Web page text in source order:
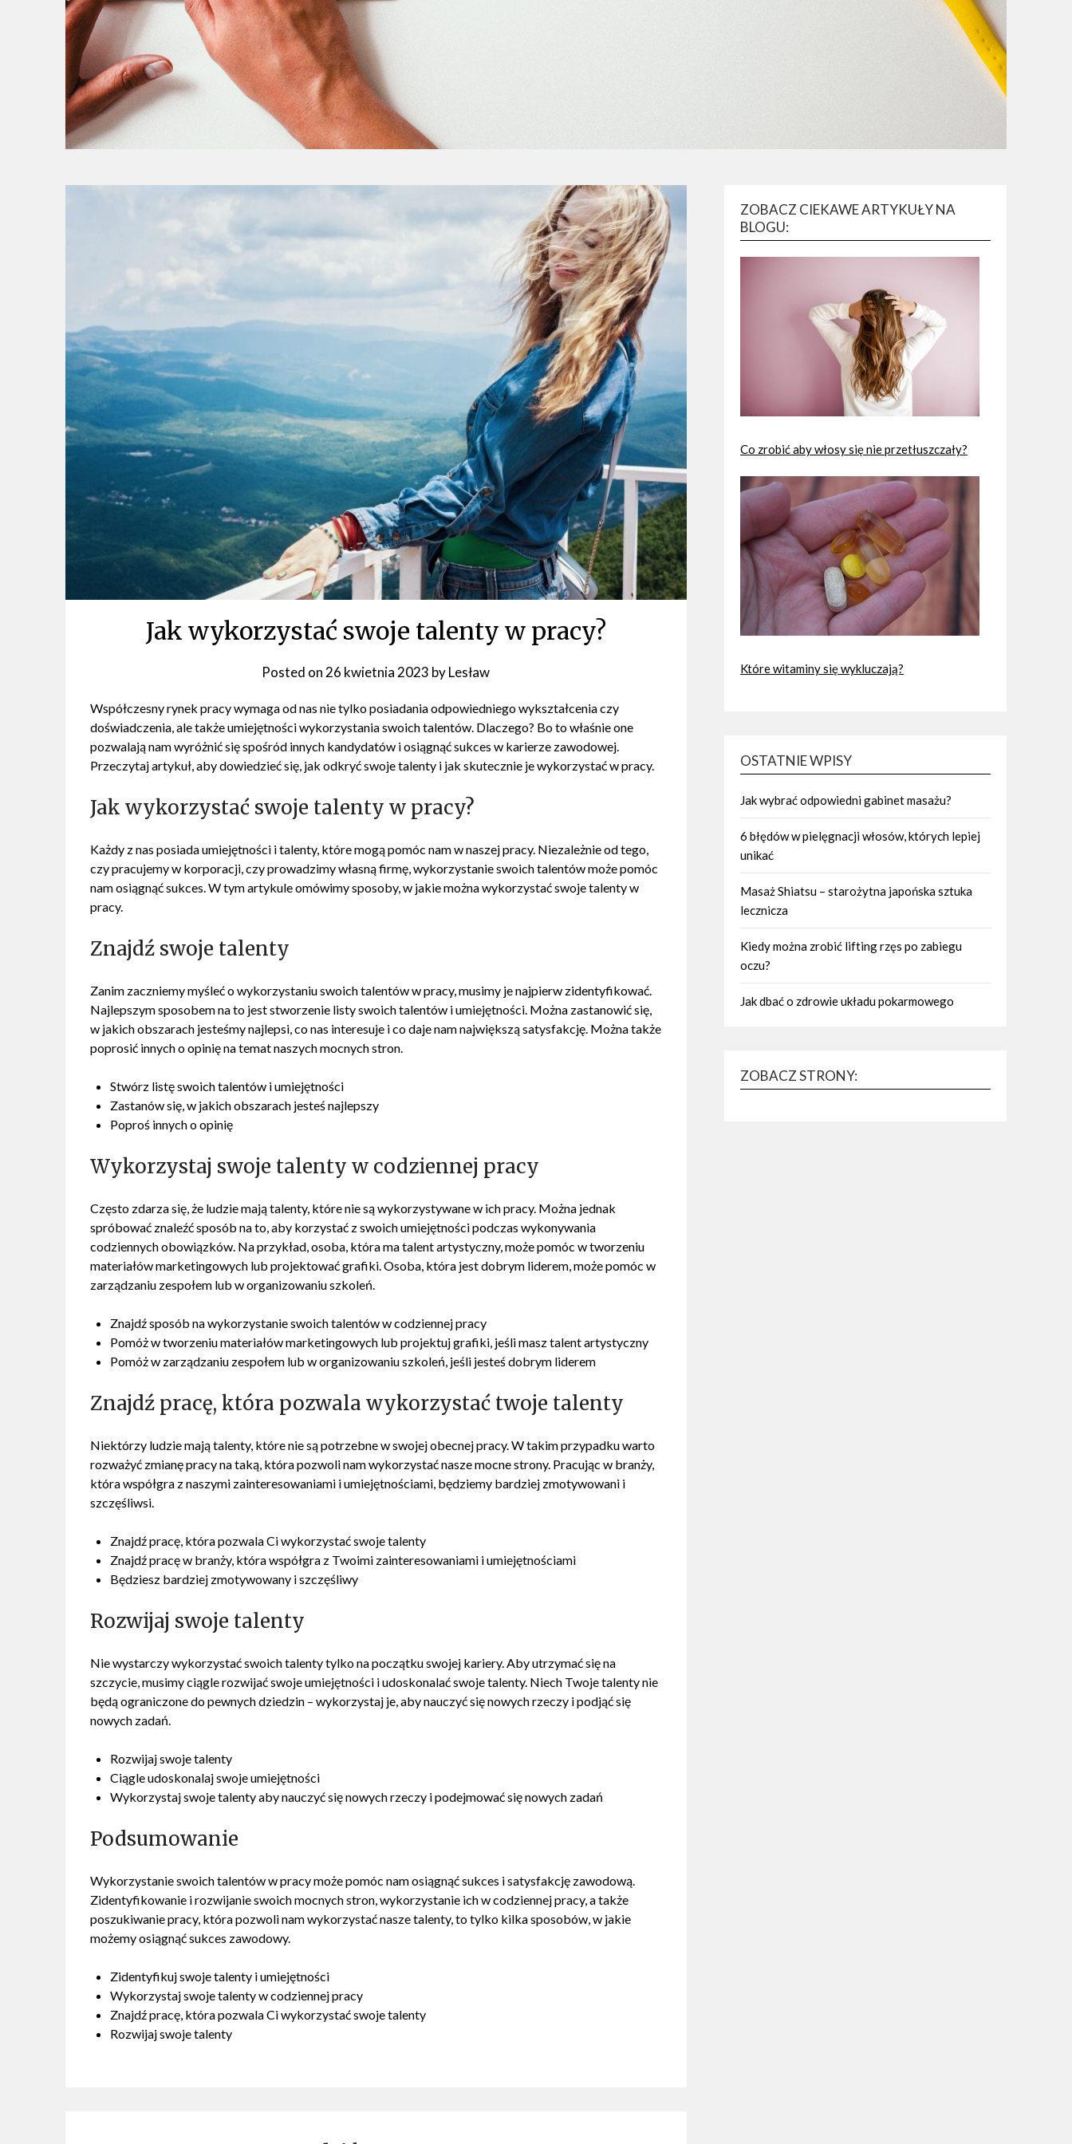
Jak wykorzystać swoje talenty w pracy?
Posted on 26 kwietnia 2023 byLesław
Współczesny rynek pracy wymaga od nas nie tylko posiadania odpowiedniego wykształcenia czy
doświadczenia, ale także umiejętności wykorzystania swoich talentów. Dlaczego? Bo to właśnie one
pozwalają nam wyróżnić się spośród innych kandydatów i osiągnąć sukces w karierze zawodowej.
Przeczytaj artykuł, aby dowiedzieć się, jak odkryć swoje talenty i jak skutecznie je wykorzystać w pracy.
Jak wykorzystać swoje talenty w pracy?
Każdy z nas posiada umiejętności i talenty, które mogą pomóc nam w naszej pracy. Niezależnie od tego,
czy pracujemy w korporacji, czy prowadzimy własną firmę, wykorzystanie swoich talentów może pomóc
nam osiągnąć sukces. W tym artykule omówimy sposoby, w jakie można wykorzystać swoje talenty w
pracy.
Znajdź swoje talenty
Zanim zaczniemy myśleć o wykorzystaniu swoich talentów w pracy, musimy je najpierw zidentyfikować.
Najlepszym sposobem na to jest stworzenie listy swoich talentów i umiejętności. Można zastanowić się,
w jakich obszarach jesteśmy najlepsi, co nas interesuje i co daje nam największą satysfakcję. Można także
poprosić innych o opinię na temat naszych mocnych stron.
Stwórz listę swoich talentów i umiejętności
Zastanów się, w jakich obszarach jesteś najlepszy
Poproś innych o opinię
Wykorzystaj swoje talenty w codziennej pracy
Często zdarza się, że ludzie mają talenty, które nie są wykorzystywane w ich pracy. Można jednak
spróbować znaleźć sposób na to, aby korzystać z swoich umiejętności podczas wykonywania
codziennych obowiązków. Na przykład, osoba, która ma talent artystyczny, może pomóc w tworzeniu
materiałów marketingowych lub projektować grafiki. Osoba, która jest dobrym liderem, może pomóc w
zarządzaniu zespołem lub w organizowaniu szkoleń.
Znajdź sposób na wykorzystanie swoich talentów w codziennej pracy
Pomóż w tworzeniu materiałów marketingowych lub projektuj grafiki, jeśli masz talent artystyczny
Pomóż w zarządzaniu zespołem lub w organizowaniu szkoleń, jeśli jesteś dobrym liderem
Znajdź pracę, która pozwala wykorzystać twoje talenty
Niektórzy ludzie mają talenty, które nie są potrzebne w swojej obecnej pracy. W takim przypadku warto
rozważyć zmianę pracy na taką, która pozwoli nam wykorzystać nasze mocne strony. Pracując w branży,
która współgra z naszymi zainteresowaniami i umiejętnościami, będziemy bardziej zmotywowani i
szczęśliwsi.
Znajdź pracę, która pozwala Ci wykorzystać swoje talenty
Znajdź pracę w branży, która współgra z Twoimi zainteresowaniami i umiejętnościami
Będziesz bardziej zmotywowany i szczęśliwy
Rozwijaj swoje talenty
Nie wystarczy wykorzystać swoich talenty tylko na początku swojej kariery. Aby utrzymać się na
szczycie, musimy ciągle rozwijać swoje umiejętności i udoskonalać swoje talenty. Niech Twoje talenty nie
będą ograniczone do pewnych dziedzin – wykorzystaj je, aby nauczyć się nowych rzeczy i podjąć się
nowych zadań.
Rozwijaj swoje talenty
Ciągle udoskonalaj swoje umiejętności
Wykorzystaj swoje talenty aby nauczyć się nowych rzeczy i podejmować się nowych zadań
Podsumowanie
Wykorzystanie swoich talentów w pracy może pomóc nam osiągnąć sukces i satysfakcję zawodową.
Zidentyfikowanie i rozwijanie swoich mocnych stron, wykorzystanie ich w codziennej pracy, a także
poszukiwanie pracy, która pozwoli nam wykorzystać nasze talenty, to tylko kilka sposobów, w jakie
możemy osiągnąć sukces zawodowy.
Zidentyfikuj swoje talenty i umiejętności
Wykorzystaj swoje talenty w codziennej pracy
Znajdź pracę, która pozwala Ci wykorzystać swoje talenty
Rozwijaj swoje talenty
ZOBACZ CIEKAWE ARTYKUŁY NA
BLOGU:
Co zrobić aby włosy się nie przetłuszczały?
Które witaminy się wykluczają?
OSTATNIE WPISY
Jak wybrać odpowiedni gabinet masażu?
6 błędów w pielęgnacji włosów, których lepiej
unikać
Masaż Shiatsu – starożytna japońska sztuka
lecznicza
Kiedy można zrobić lifting rzęs po zabiegu
oczu?
Jak dbać o zdrowie układu pokarmowego
ZOBACZ STRONY: